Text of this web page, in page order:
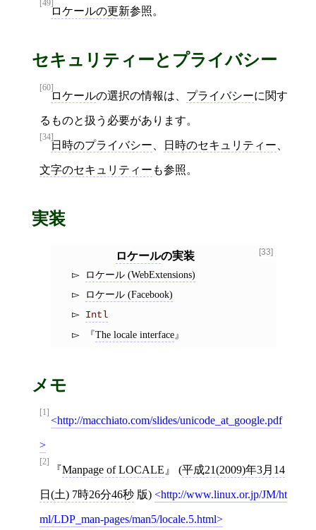
[49]
ロケールの更新参照。
セキュリティーとプライバシー
[60]
ロケールの選択の情報は、 プライバシーに関す
るものと扱う必要があります。
[34]
日時のプライバシー 日時のセキュリティー
文字のセキュリティー も参照。
実装
[33]
ロケールの実装
ロケール (WebExtensions)
ロケール (Facebook)
Intl
The locale interface
メモ
[1]
http://macchiato.com/slides/unicode_at_google.pdf
[2]
Manpage of LOCALE (平成21(2009)年3月14
日(土) 7時26分46秒 版) http://www.linux.or.jp/JM/ht
ml/LDP_man-pages/man5/locale.5.html